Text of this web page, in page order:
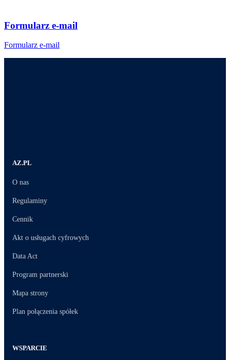
Formularz e-mail
Formularz e-mail
AZ.PL
O nas
Regulaminy
Cennik
Akt o usługach cyfrowych
Data Act
Program partnerski
Mapa strony
Plan połączenia spółek
WSPARCIE